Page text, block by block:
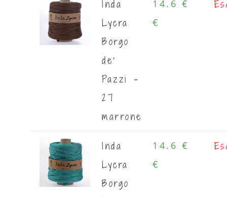
Inda
Lycra
Borgo
de'
Pazzi -
27
marrone
14.6 €
€
Inda
Lycra
Borgo
14.6 €
€